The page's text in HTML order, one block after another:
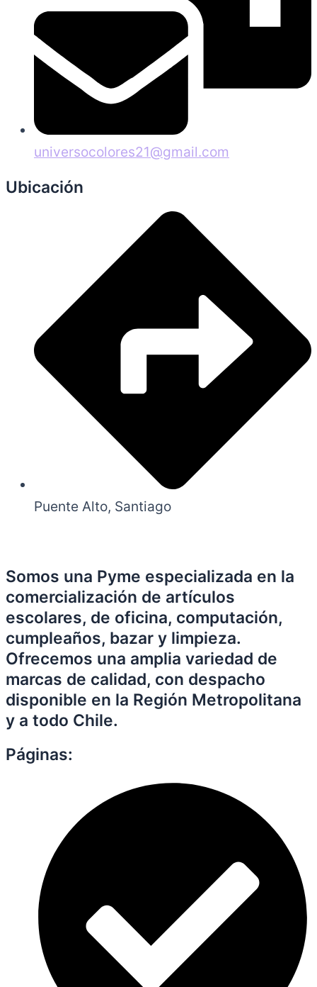
universocolores21@gmail.com
Ubicación
Puente Alto, Santiago
Somos una Pyme especializada en la
comercialización de artículos
escolares, de oficina, computación,
cumpleaños, bazar y limpieza.
Ofrecemos una amplia variedad de
marcas de calidad, con despacho
disponible en la Región Metropolitana
y a todo Chile.
Páginas: